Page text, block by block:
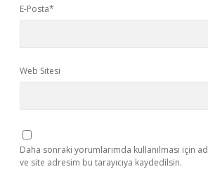
E-Posta*
Web Sitesi
Daha sonraki yorumlarımda kullanılması için
ve site adresim bu tarayıcıya kaydedilsin.